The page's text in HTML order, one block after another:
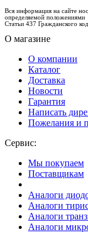
Вся информация на сайте
определяемой положениями
Статьи 437 Гражданского
О магазине
О компании
Каталог
Доставка
Новости
Гарантия
Написать
Пожелания и
Сервис:
Мы покупаем
Поставщикам
Аналоги
Аналоги
Аналоги
Аналоги